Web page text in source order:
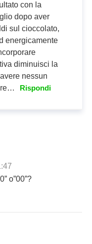
con la
dopo aver
sul cioccolato,
energicamente
diminuisci la
nessun
Rispondi
o”00”?